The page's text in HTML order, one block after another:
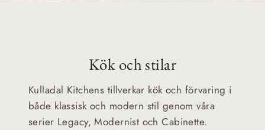
Kök och stilar
Kulladal Kitchens tillverkar kök och förvaring i
både klassisk och modern stil genom våra
serier Legacy, Modernist och Cabinette.